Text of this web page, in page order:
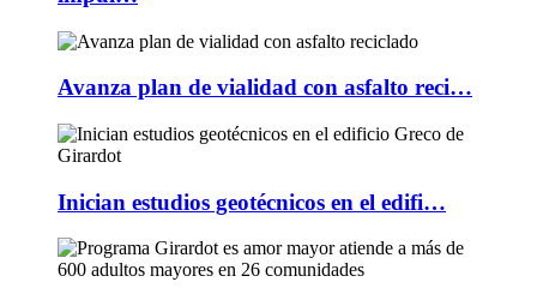
Avanza plan de vialidad con asfalto reci…
Inician estudios geotécnicos en el edifi…